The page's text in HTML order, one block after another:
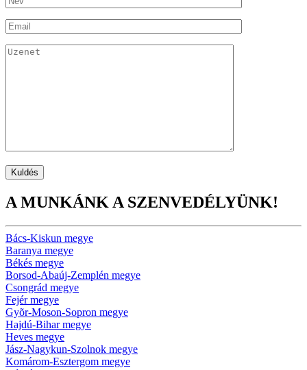
A MUNKÁNK A SZENVEDÉLYÜNK!
Bács-Kiskun megye
Baranya megye
Békés megye
Borsod-Abaúj-Zemplén megye
Csongrád megye
Fejér megye
Gyõr-Moson-Sopron megye
Hajdú-Bihar megye
Heves megye
Jász-Nagykun-Szolnok megye
Komárom-Esztergom megye